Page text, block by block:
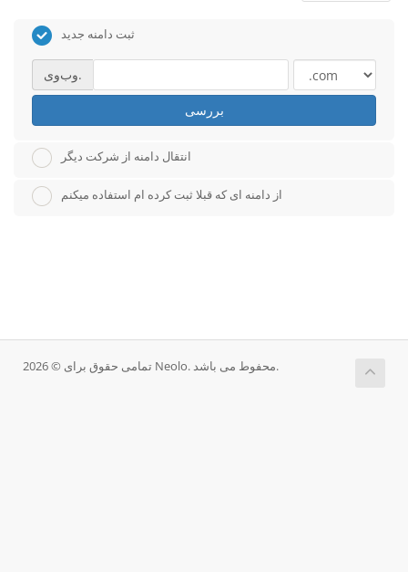
ثبت دامنه جدید
وب‌وی.
بررسی
انتقال دامنه از شرکت دیگر
از دامنه ای که قبلا ثبت کرده ام استفاده میکنم
تمامی حقوق برای © 2026 Neolo. محفوط می باشد.